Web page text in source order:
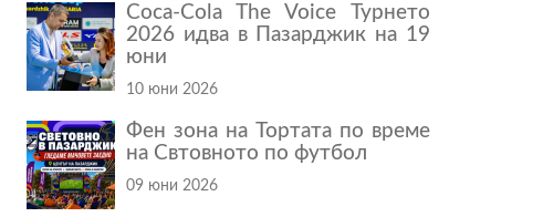
Coca-Cola The Voice Турнето
2026 идва в Пазарджик на 19
юни
10 юни 2026
Фен зона на Тортата по време
на Свтовното по футбол
09 юни 2026